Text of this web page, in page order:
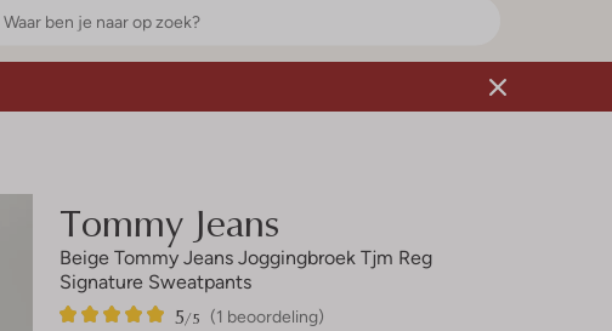
Tommy Jeans
Beige Tommy Jeans Joggingbroek Tjm Reg
Signature Sweatpants
(1 beoordeling)
5/5
1
5